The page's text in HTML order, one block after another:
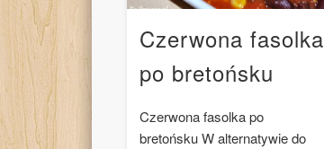
Czerwona fasolka
po bretońsku
Czerwona fasolka po
bretońsku W alternatywie do